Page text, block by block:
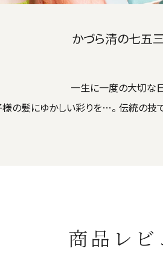
かづら清の七五
一生に一度の大切な
の髪にゆかしい彩りを…。 伝統の技
商品レビ